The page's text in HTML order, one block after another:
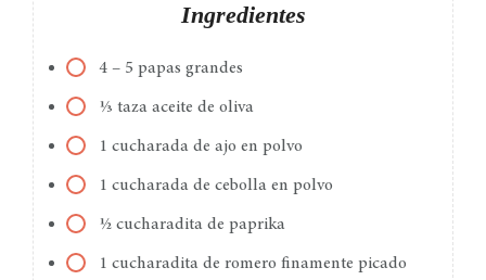
Ingredientes
4 – 5 papas grandes
⅓ taza aceite de oliva
1 cucharada de ajo en polvo
1 cucharada de cebolla en polvo
½ cucharadita de paprika
1 cucharadita de romero finamente picado